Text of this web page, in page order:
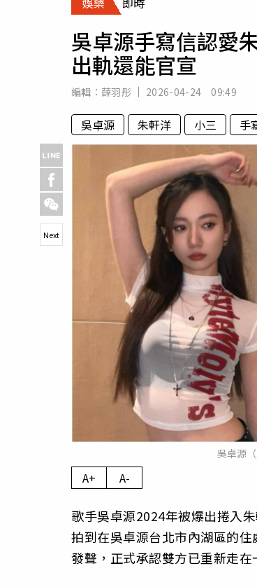
專
吳卓源手寫信認愛
出軌還能官宣
編輯： 薛羽彤 2026-04-24 09:49
吳卓源 朱軒洋 小三 手
吳卓源
Next
A+ A-
歌手吳卓源2024年被爆出捲入
拍到在吳卓源台北市內湖區的
發聲，正式承認雙方已重新走在